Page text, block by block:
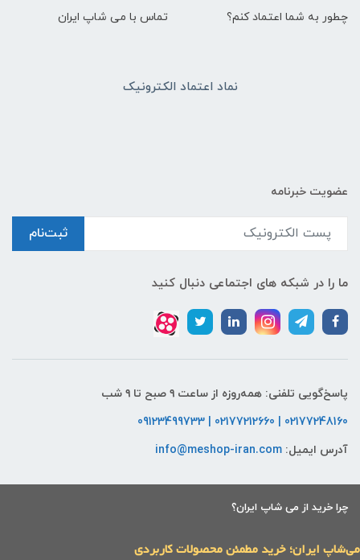
چطور به شما اعتماد کنم؟
تماس با می شاپ ایران
نماد اعتماد الکترونیک
عضویت خبرنامه
ثبت‌نام
ما را در شبکه های اجتماعی دنبال کنید
پاسخ‌گویی تلفنی: همه‌روزه از ساعت ۹ صبح تا ۹ شب
02177248160 | 02177212660 | 09123499733
آدرس ایمیل: info@meshop-iran.com
چرا خرید از می شاپ ایران؟
می‌شاپ ایران؛ خرید مطمئن محصولات کاربردی